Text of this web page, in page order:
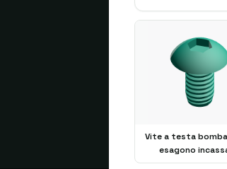
Vite a testa
esagono